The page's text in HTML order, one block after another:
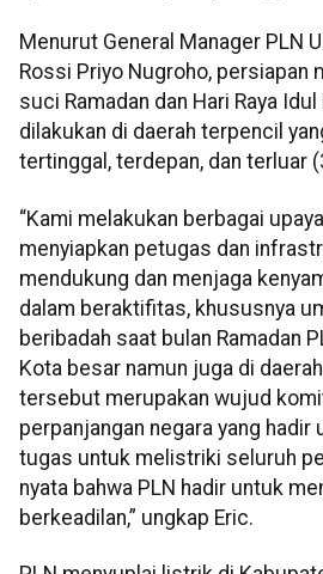
Menurut General Manager PLN
Rossi Priyo Nugroho, persiapan
suci Ramadan dan Hari Raya
dilakukan di daerah terpencil
tertinggal, terdepan, dan terluar
“Kami melakukan berbagai
menyiapkan petugas dan
mendukung dan menjaga
dalam beraktifitas, khususnya
beribadah saat bulan Ramadan
Kota besar namun juga di
tersebut merupakan wujud
perpanjangan negara yang hadir
tugas untuk melistriki seluruh
nyata bahwa PLN hadir untuk
berkeadilan,” ungkap Eric.